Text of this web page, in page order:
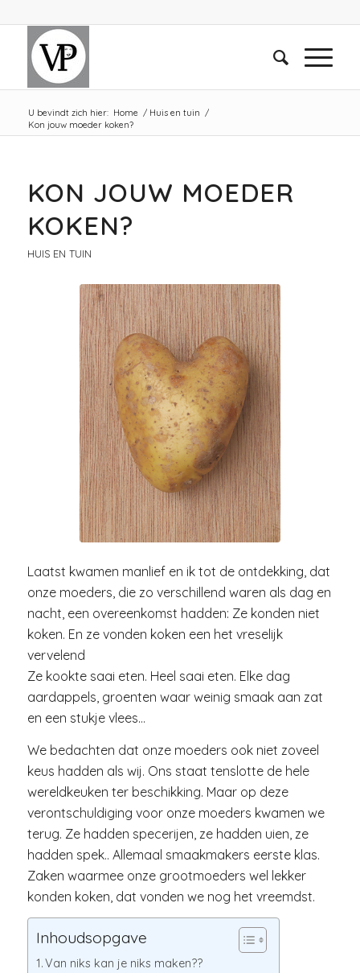
U bevindt zich hier: Home / Huis en tuin /
Kon jouw moeder koken?
KON JOUW MOEDER
KOKEN?
HUIS EN TUIN
Laatst kwamen manlief en ik tot de ontdekking, dat
onze moeders, die zo verschillend waren als dag en
nacht, een overeenkomst hadden: Ze konden niet
koken. En ze vonden koken een het vreselijk
vervelend
Ze kookte saai eten. Heel saai eten. Elke dag
aardappels, groenten waar weinig smaak aan zat
en een stukje vlees…
We bedachten dat onze moeders ook niet zoveel
keus hadden als wij. Ons staat tenslotte de hele
wereldkeuken ter beschikking. Maar op deze
verontschuldiging voor onze moeders kwamen we
terug. Ze hadden specerijen, ze hadden uien, ze
hadden spek.. Allemaal smaakmakers eerste klas.
Zaken waarmee onze grootmoeders wel lekker
konden koken, dat vonden we nog het vreemdst.
Inhoudsopgave
Van niks kan je niks maken??